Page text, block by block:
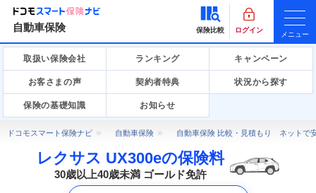
自動車保険 保険比較 ログイン
メニュー
取扱い保険会社 ランキング キャンペーン
お客さまの声 契約者特典 状況から探す
保険の基礎知識 お知らせ
ドコモスマート保険ナビ 自動車保険 自動車保険 比較・見積もり ネットで
レクサス UX300eの保険料
30歳以上40歳未満 ゴールド免許